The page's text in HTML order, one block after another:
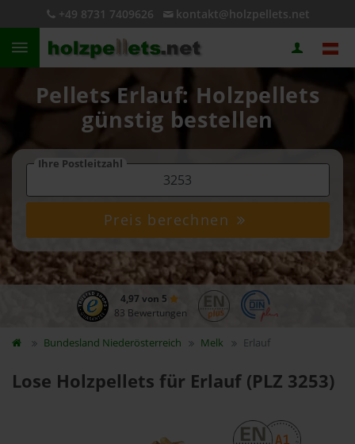
+49 8731 7409626 kontakt@holzpellets.net
Pellets Erlauf: Holzpellets
günstig bestellen
Ihre Postleitzahl
Preis berechnen
4,97 von 5
83 Bewertungen
Bundesland Niederösterreich Melk Erlauf
Lose Holzpellets für Erlauf (PLZ 3253)